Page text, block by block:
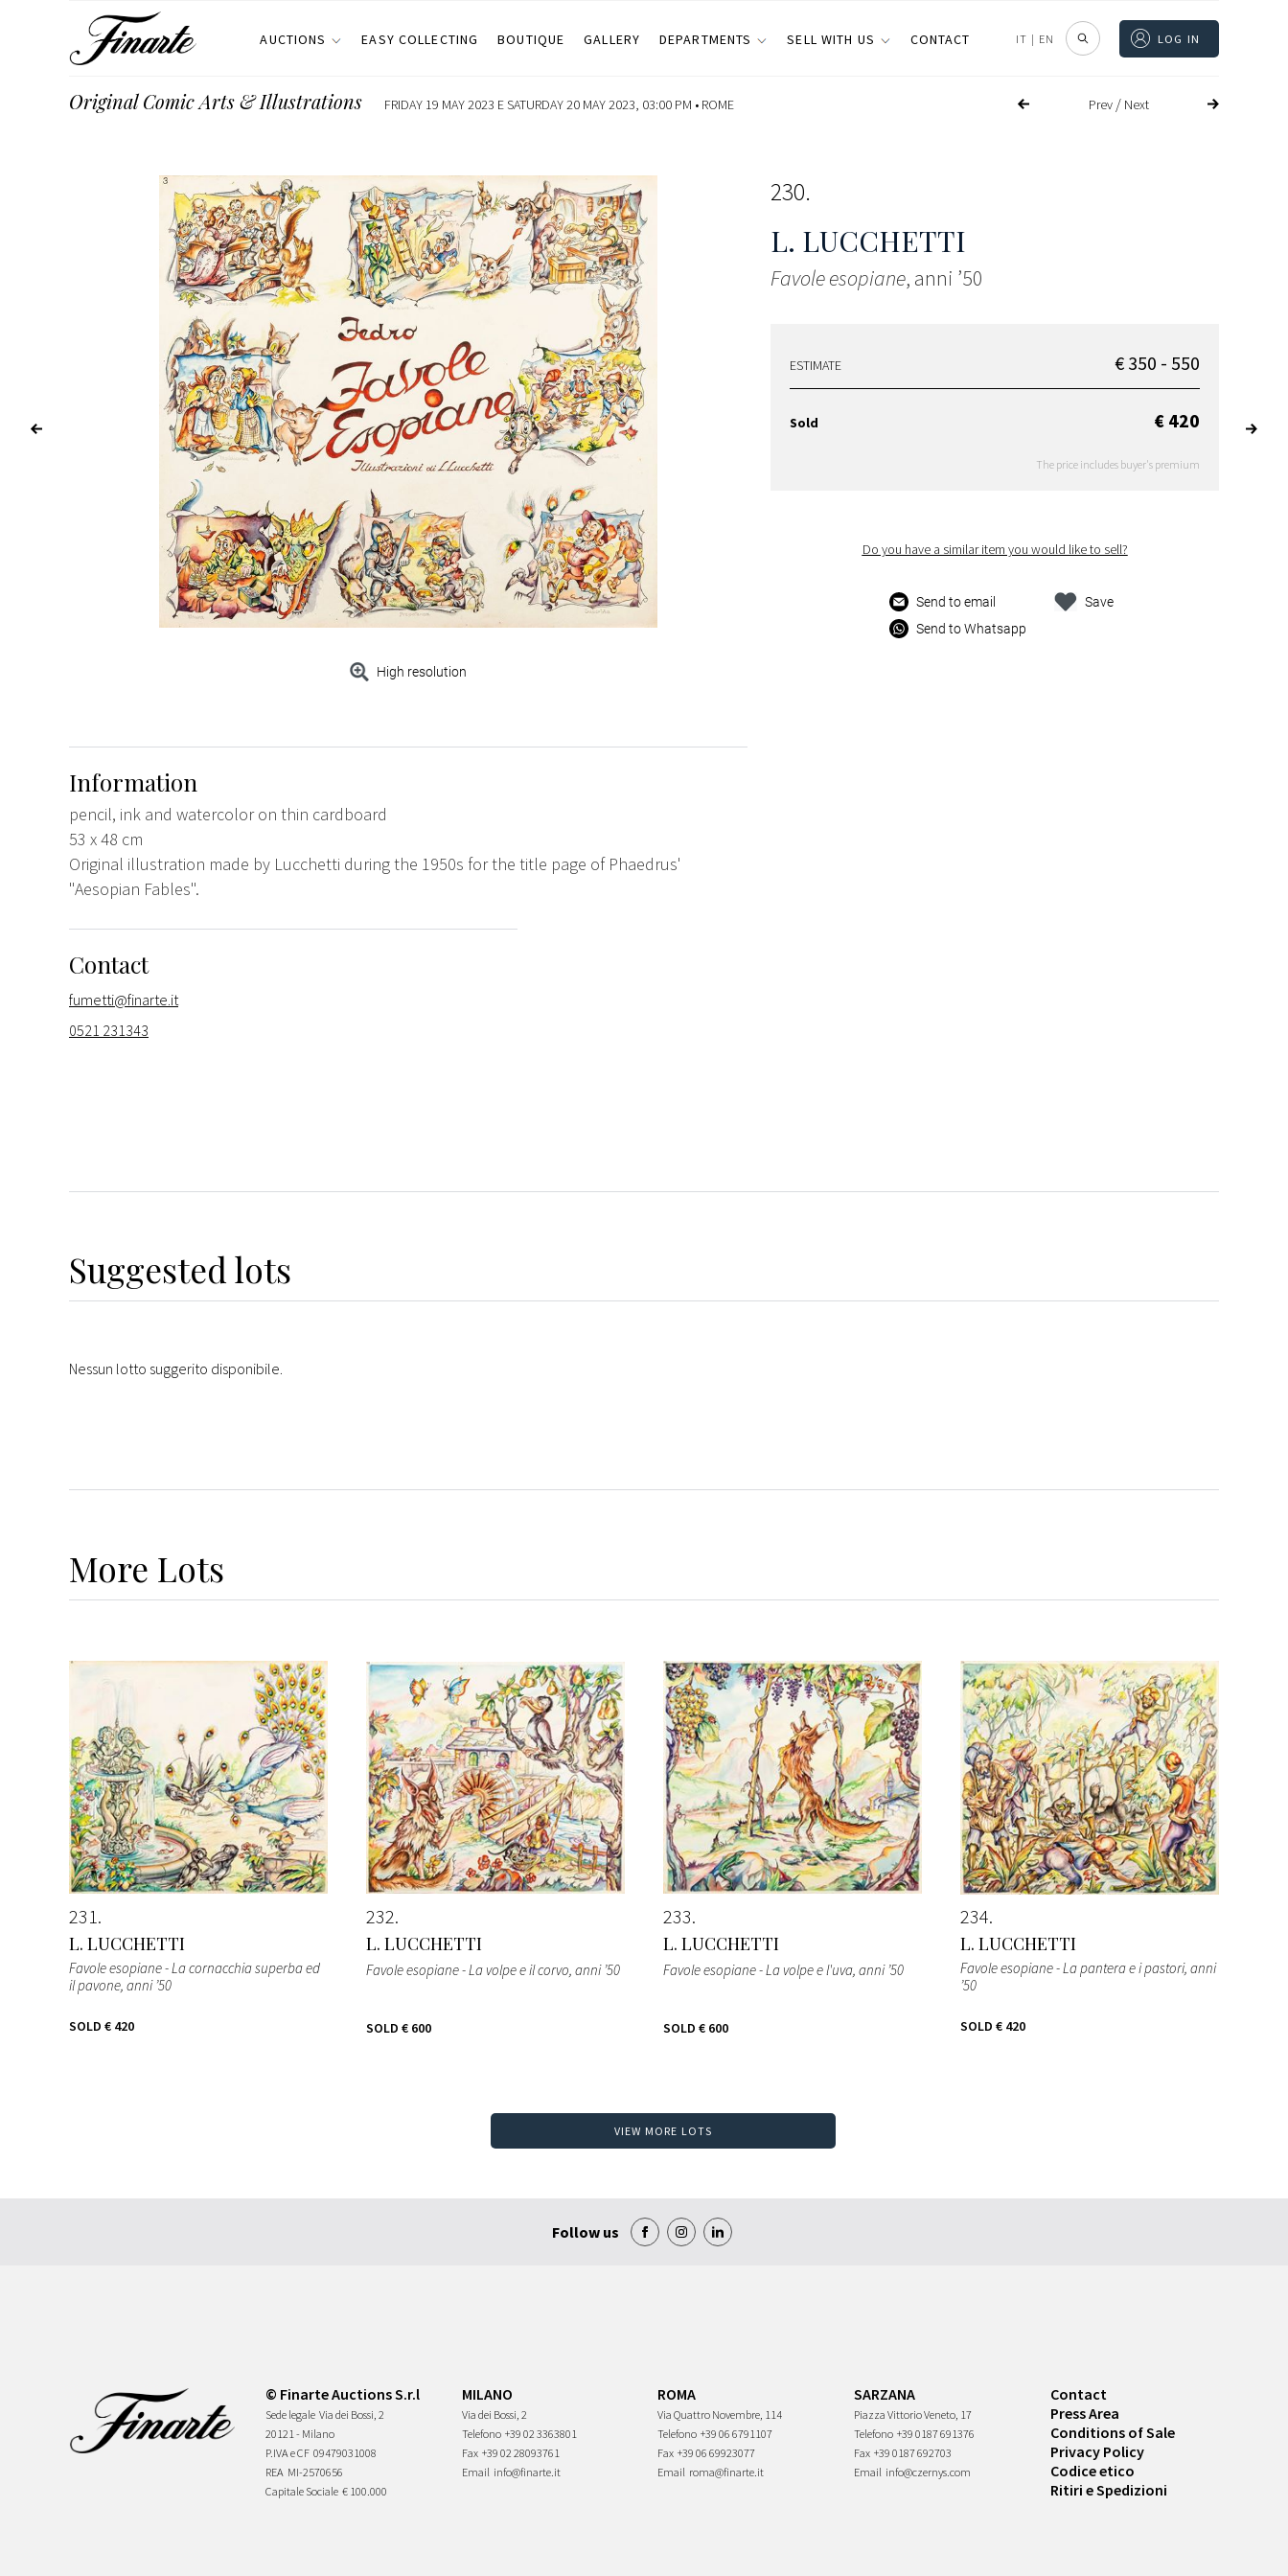
AUCTIONS EASY COLLECTING BOUTIQUE GALLERY DEPARTMENTS SELL WITH US CONTACT IT | EN LOG IN
Prev/ Next
Original Comic Arts & Illustrations FRIDAY 19 MAY 2023 E SATURDAY 20 MAY 2023, 03:00 PM • ROME
High resolution
230
L. LUCCHETTI
Favole esopiane, anni ’50
ESTIMATE € 350 - 550
Sold € 420
The price includes buyer's premium
Do you have a similar item you would like to sell?
Send to email
Send to Whatsapp
Save
Information
pencil, ink and watercolor on thin cardboard
53 x 48 cm
Original illustration made by Lucchetti during the 1950s for the title page of Phaedrus'
"Aesopian Fables".
Contact
fumetti@finarte.it
0521 231343
Suggested lots
Nessun lotto suggerito disponibile.
More Lots
231
L. LUCCHETTI
Favole esopiane - La cornacchia superba ed
il pavone, anni ’50
SOLD € 420
232
L. LUCCHETTI
Favole esopiane - La volpe e il corvo, anni ’50
SOLD € 600
233
L. LUCCHETTI
Favole esopiane - La volpe e l'uva, anni ’50
SOLD € 600
234
L. LUCCHETTI
Favole esopiane - La pantera e i pastori, anni
’50
SOLD € 420
VIEW MORE LOTS
Follow us
© Finarte Auctions S.r.l
Sede legale Via dei Bossi, 2
20121 - Milano
P.IVA e CF 09479031008
REA MI-2570656
Capitale Sociale € 100.000
MILANO
Via dei Bossi, 2
Telefono +39 02 3363801
Fax +39 02 28093761
Email info@finarte.it
ROMA
Via Quattro Novembre, 114
Telefono +39 06 6791107
Fax +39 06 69923077
Email roma@finarte.it
SARZANA
Piazza Vittorio Veneto, 17
Telefono +39 0187 691376
Fax +39 0187 692703
Email info@czernys.com
Contact
Press Area
Conditions of Sale
Privacy Policy
Codice etico
Ritiri e Spedizioni